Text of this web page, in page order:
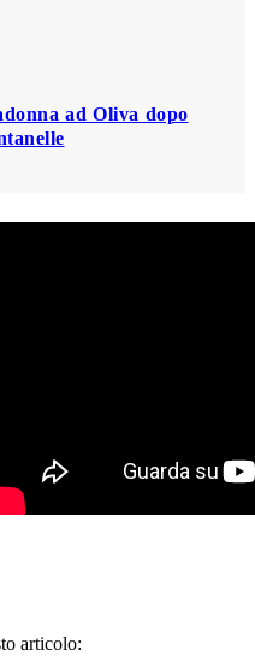
ad Oliva dopo
articolo: